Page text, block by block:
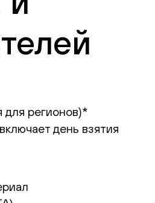
для регионов)*
день взятия